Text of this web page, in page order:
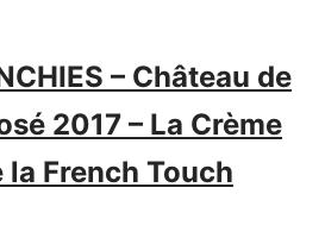
– Château de
2017 – La Crème
la French Touch